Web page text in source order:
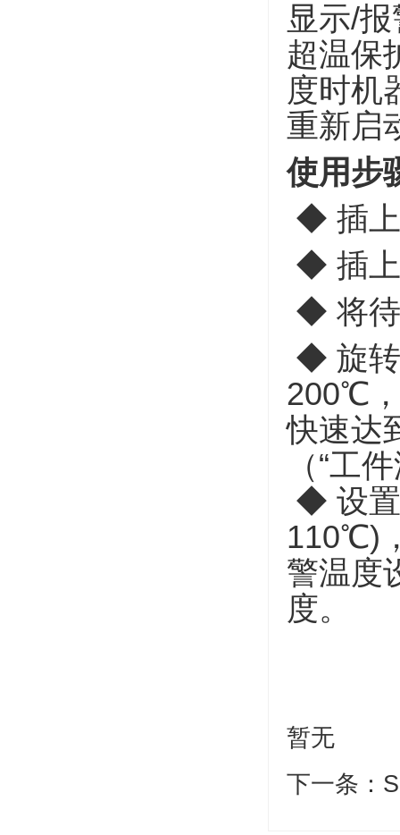
显示/
超温保
度时机
重新启
使用步
◆ 插上
◆ 插上
◆ 将
◆ 旋
200℃
快速达
（“工
◆ 设
110℃)
警温度
度。
暂无
下一条：